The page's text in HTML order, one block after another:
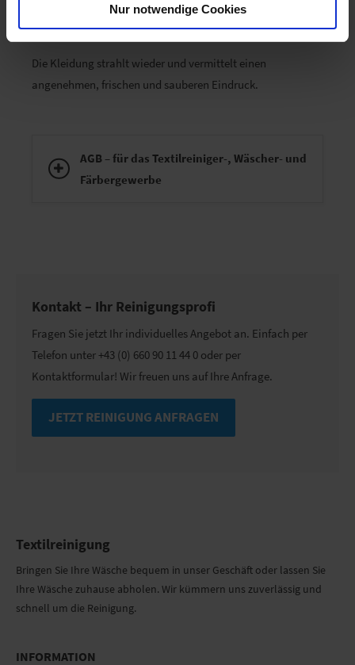
Nur notwendige Cookies
bleibt erhalten und sensible Membranen werden nicht
zerstört.
Die Kleidung strahlt wieder und vermittelt einen
angenehmen, frischen und sauberen Eindruck.
AGB – für das Textilreiniger-, Wäscher- und
Färbergewerbe
Kontakt – Ihr Reinigungsprofi
Fragen Sie jetzt Ihr individuelles Angebot an. Einfach per
Telefon unter +43 (0) 660 90 11 44 0 oder per
Kontaktformular! Wir freuen uns auf Ihre Anfrage.
JETZT REINIGUNG ANFRAGEN
Textilreinigung
Bringen Sie Ihre Wäsche bequem in unser Geschäft oder lassen Sie
Ihre Wäsche zuhause abholen. Wir kümmern uns zuverlässig und
schnell um die Reinigung.
INFORMATION